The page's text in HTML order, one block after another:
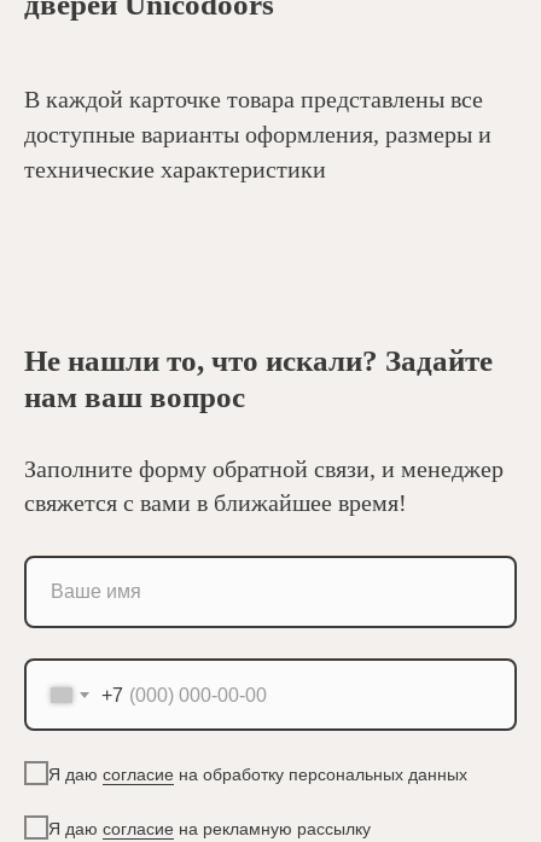
В каждой карточке товара представлены все
доступные варианты оформления, размеры и
технические характеристики
Не нашли то, что искали? Задайте
нам ваш вопрос
Заполните форму обратной связи, и менеджер
свяжется с вами в ближайшее время!
+7
Я даю согласие на обработку персональных данных
Я даю согласие на рекламную рассылку